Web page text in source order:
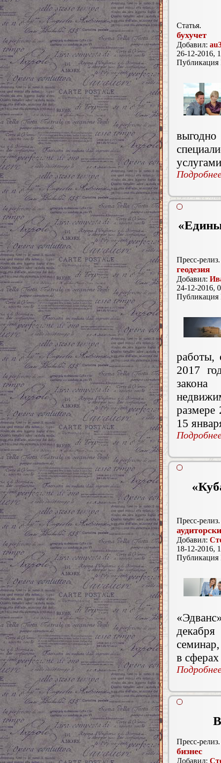
Статья.
бухучет
Добавил:
26-12-2016,
Пресс-релиз.
геодезия
Добавил:
24-12-2016,
работы,
2017
размере
15
Пресс-релиз.
Добавил:
18-12-2016,
декабря
в
Пресс-релиз.
бизнес
Добавил: